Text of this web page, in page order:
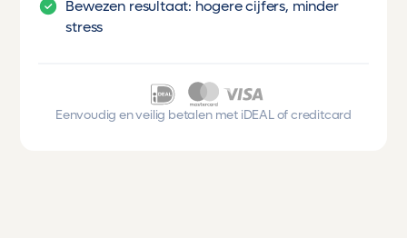
Bewezen resultaat: hogere cijfers, minder
stress
Eenvoudig en veilig betalen met iDEAL of creditcard